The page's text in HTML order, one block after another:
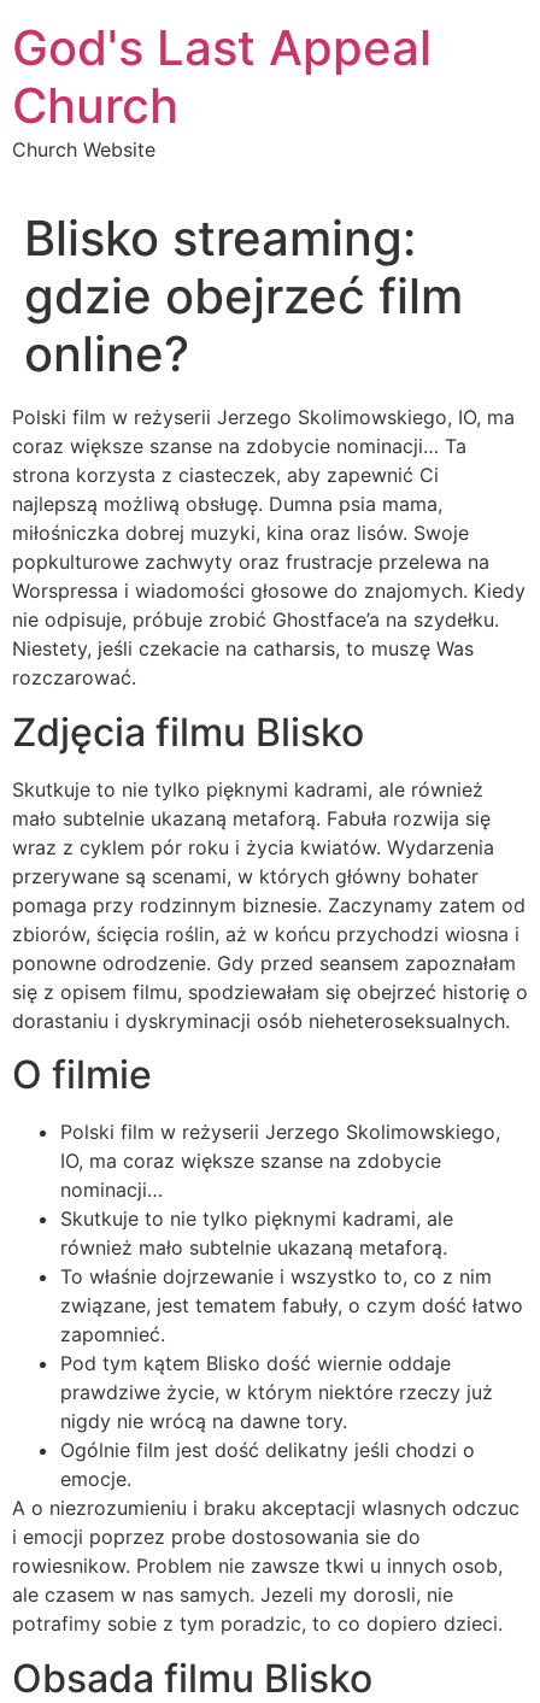
to
content
God's Last Appeal
Church
Church Website
Blisko streaming:
gdzie obejrzeć film
online?
Polski film w reżyserii Jerzego Skolimowskiego, IO, ma
coraz większe szanse na zdobycie nominacji… Ta
strona korzysta z ciasteczek, aby zapewnić Ci
najlepszą możliwą obsługę. Dumna psia mama,
miłośniczka dobrej muzyki, kina oraz lisów. Swoje
popkulturowe zachwyty oraz frustracje przelewa na
Worspressa i wiadomości głosowe do znajomych. Kiedy
nie odpisuje, próbuje zrobić Ghostface’a na szydełku.
Niestety, jeśli czekacie na catharsis, to muszę Was
rozczarować.
Zdjęcia filmu Blisko
Skutkuje to nie tylko pięknymi kadrami, ale również
mało subtelnie ukazaną metaforą. Fabuła rozwija się
wraz z cyklem pór roku i życia kwiatów. Wydarzenia
przerywane są scenami, w których główny bohater
pomaga przy rodzinnym biznesie. Zaczynamy zatem od
zbiorów, ścięcia roślin, aż w końcu przychodzi wiosna i
ponowne odrodzenie. Gdy przed seansem zapoznałam
się z opisem filmu, spodziewałam się obejrzeć historię o
dorastaniu i dyskryminacji osób nieheteroseksualnych.
O filmie
Polski film w reżyserii Jerzego Skolimowskiego,
IO, ma coraz większe szanse na zdobycie
nominacji…
Skutkuje to nie tylko pięknymi kadrami, ale
również mało subtelnie ukazaną metaforą.
To właśnie dojrzewanie i wszystko to, co z nim
związane, jest tematem fabuły, o czym dość łatwo
zapomnieć.
Pod tym kątem Blisko dość wiernie oddaje
prawdziwe życie, w którym niektóre rzeczy już
nigdy nie wrócą na dawne tory.
Ogólnie film jest dość delikatny jeśli chodzi o
emocje.
A o niezrozumieniu i braku akceptacji wlasnych odczuc
i emocji poprzez probe dostosowania sie do
rowiesnikow. Problem nie zawsze tkwi u innych osob,
ale czasem w nas samych. Jezeli my dorosli, nie
potrafimy sobie z tym poradzic, to co dopiero dzieci.
Obsada filmu Blisko